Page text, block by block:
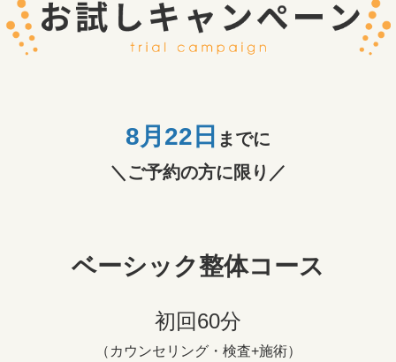
8月22 日 までに
＼ご予約の方に限り／
ベーシック整体コース
初回60分
（カウンセリング・検査+施術）